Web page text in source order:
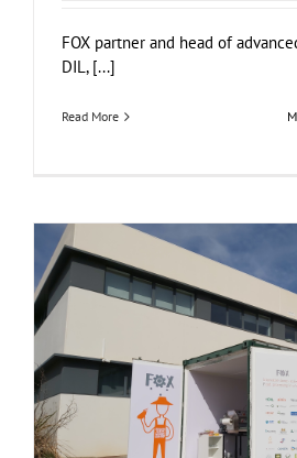
FOX partner and head of
DIL, [...]
Read More
Consumer Workshop at
Business Development
Consumer
Food Circles
News